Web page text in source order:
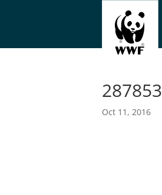
287853
Oct 11, 2016